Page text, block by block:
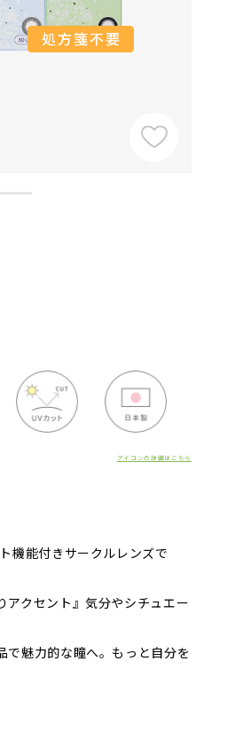
アイコンの詳細はこちら
機能付きサークルレンズで
クセント』気分やシチュエー
で魅力的な瞳へ。もっと自分を